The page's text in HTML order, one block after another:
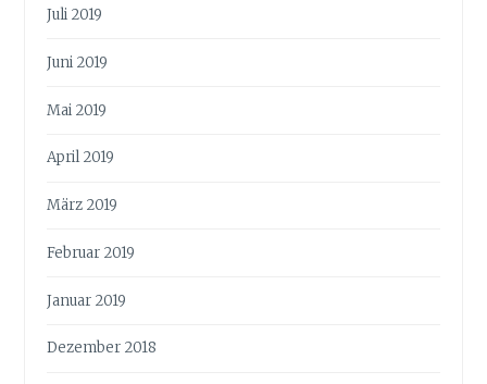
Juli 2019
Juni 2019
Mai 2019
April 2019
März 2019
Februar 2019
Januar 2019
Dezember 2018